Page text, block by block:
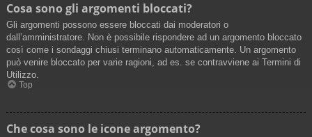
Cosa sono gli argomenti bloccati?
Gli argomenti possono essere bloccati dai moderatori o
dall’amministratore. Non è possibile rispondere ad un argomento bloccato
così come i sondaggi chiusi terminano automaticamente. Un argomento
può venire bloccato per varie ragioni, ad es. se contravviene ai Termini di
Utilizzo.
Top
Che cosa sono le icone argomento?